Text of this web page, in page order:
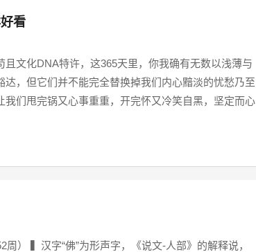
看
且文化DNA特许，这365天里，你我确有无数以浅薄与
达，但它们并不能完全替换掉我们内心黯淡的忧愁乃至
我们甩完锅又心事重重，开完怀又冷笑自黑，坚定而心
周） ▍汉字“佛”为形声字，《说文-人部》的解释说，